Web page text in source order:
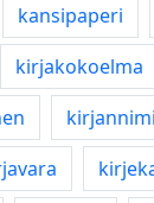
kansipaperi
kirjakokoelma
kirjannimi